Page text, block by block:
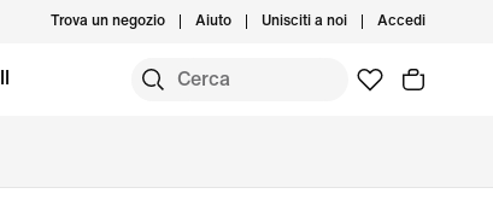
Trova un negozio Aiuto Unisciti a noi Accedi